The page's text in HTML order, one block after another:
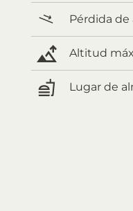
Pérdida de
Altitud
Lugar de